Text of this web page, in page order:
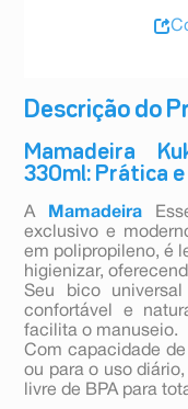
Descrição do
Mamadeira
330ml: Prática e
A Mamadeira
exclusivo e
em polipropileno, é
higienizar,
Seu bico
confortável e
facilita o manuseio.
Com capacidade
ou para o uso
livre de BPA para